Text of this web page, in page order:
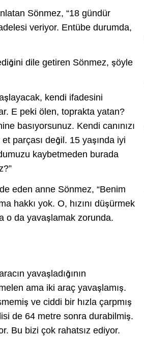
Sönmez, “18 gündür
veriyor. Entübe durumda,
dile getiren Sönmez, şöyle
kendi ifadesini
E peki ölen, toprakta yatan?
basıyorsunuz. Kendi canınızı
parçası değil. 15 yaşında iyi
kaybetmeden burada
eden anne Sönmez, “Benim
hakkı yok. O, hızını düşürmek
o da yavaşlamak zorunda.
yavaşladığının
ama iki araç yavaşlamış.
ve ciddi bir hızla çarpmış
de 64 metre sonra durabilmiş.
Bu bizi çok rahatsız ediyor.